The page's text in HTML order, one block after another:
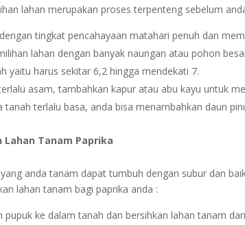
lahan merupakan proses terpenteng sebelum
tingkat pencahayaan matahari penuh dan
lahan dengan banyak naungan atau pohon
yaitu harus sekitar 6,2 hingga mendekati 7.
asam, tambahkan kapur atau abu kayu untuk
tanah terlalu basa, anda bisa menambahkan daun
Lahan Tanam Paprika
anda tanam dapat tumbuh dengan subur dan
lahan tanam bagi paprika anda :
pupuk ke dalam tanah dan bersihkan lahan tanam